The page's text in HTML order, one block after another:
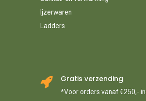
Ijzerwaren
Ladders
Gratis verzending
*Voor orders vanaf €250,-